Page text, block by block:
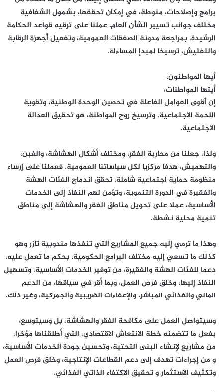
برامج وإصلاحات، منوطة، في إمكان تحققها، بشمول الشفافية
مختلف جوانب تسيير الشأن العام، عملنا على ترقيه قواعد الحكامة
الرشيدة، بمراجعة مدونة الصفقات العمومية، وتفعيل أجهزة الرقابة
والتفتيش، ترسيخا لمبدإ المساءلة.
أيها المواطنون،
أيتها المواطنات،
إن أقوى العوامل الفاعلة في تحصين الوحدة الوطنية، وتقوية
اللحمة الاجتماعية، وترسيخ روح المواطنة، هو تحقيق العدالة
الاجتماعية.
ولذا، جعلنا من محاربة الفقر، ومختلف أشكال الهشاشة، والغبن،
والتهميش، هدفا مركزيا لكل سياساتنا العمومية. فعملنا على إرساء
منظومة حماية اجتماعية شاملة، تحقق اندماج الفئات الهشة
والفقيرة في الدورة التنموية، وتؤمن لهم النفاذ إلى الخدمات
الأساسية، عملا على تحويل مناطق الفقر والهشاشة إلى مناطق
تنمية محلية نشطة.
وهذا ما ترمي إليه جميع المشاريع التي تنفذها مندوبية تآزر وهو
كذلك ما تسعي إليه مختلف البرامج الحكومية، بحكم ما تعمل عليه،
دعما للفئات الهشة والفقيرة، من توفير الخدمات الأساسية، وتسهيل
النفاذ إليها، وخلق فرص العمل، وبما أقر في سياقها، من الدعم
المالي والغذائي المباشر، والإعفاءات الضريبية والجمركية، وغير ذلك.
وسيتواصل العمل على مكافحة الفقر والهشاشة، بل وسيتوسع،
بفعل ما تتضمنه خطة الانتعاش الاقتصادي، التي أطلقناها مؤخرا،
من مشاريع لإنشاء البنى التحتية، وتحسين جودة الخدمات الأساسية،
و من إجراءات تهدف إلى دعم القطاعات الإنتاجية، وخلق فرص العمل
وتكثيف الاستثمار و تحقيق الاكتفاء الذاتي الغذائي.